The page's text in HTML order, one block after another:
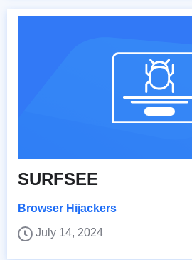
SURFSEE
Browser Hijackers
July 14, 2024